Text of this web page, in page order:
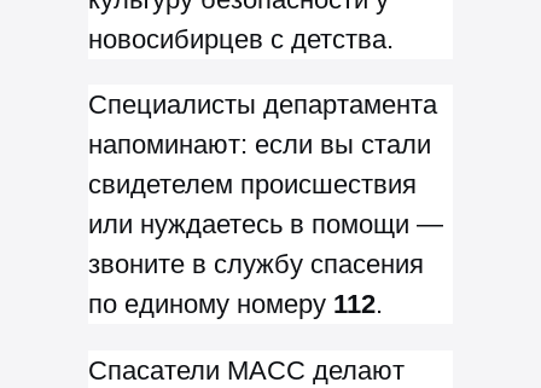
новосибирцев с детства.
Специалисты департамента
напоминают: если вы стали
свидетелем происшествия
или нуждаетесь в помощи —
звоните в службу спасения
по единому номеру 112.
Спасатели МАСС делают